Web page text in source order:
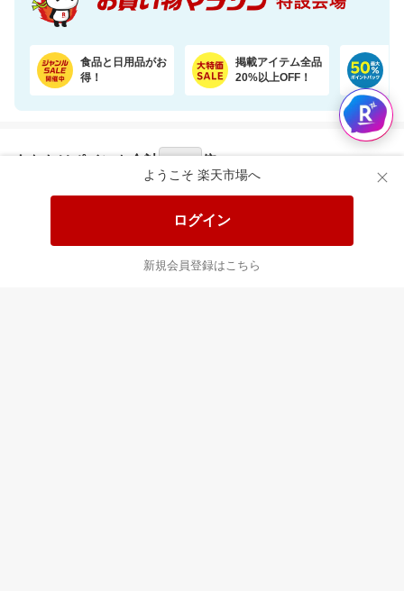
ようこそ 楽天市場へ
ログイン
新規会員登録はこちら
食品と日用品がお
得！
掲載アイテム全品
20%以上OFF！
あなたはポイント 合計 倍